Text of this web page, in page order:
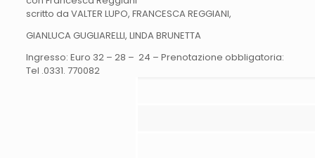
scritto da VALTER LUPO, FRANCESCA REGGIANI,
GIANLUCA GUGLIARELLI, LINDA BRUNETTA
Ingresso: Euro 32 – 28 – 24 – Prenotazione obbligatoria:
Tel .0331. 770082